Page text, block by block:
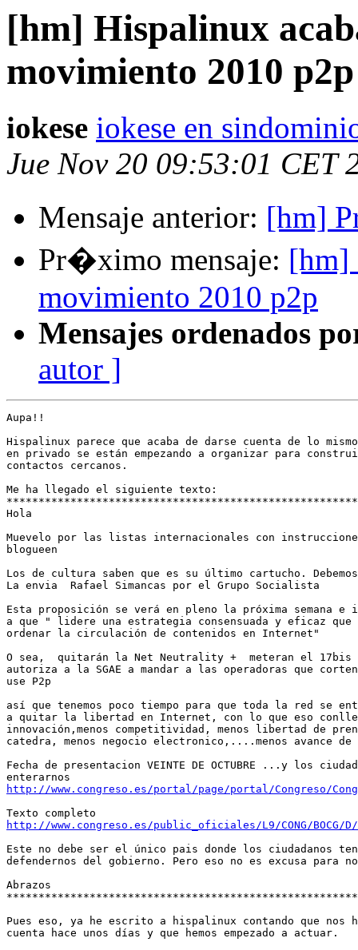
[hm] Hispalinux
movimiento 2010 p2p
iokese iokese en
Jue Nov 20 09:53:01 CET
Mensaje anterior: [hm]
Pr�ximo mensaje: [hm]
movimiento 2010 p2p
Mensajes ordenados
autor ]
Aupa!!
Hispalinux parece que acaba de darse cuenta de lo
en privado se están empezando a organizar para
contactos cercanos.
Me ha llegado el siguiente texto:
Hola
Muevelo por las listas internacionales con
blogueen
Los de cultura saben que es su último cartucho.
La envia  Rafael Simancas por el Grupo Socialista
Esta proposición se verá en pleno la próxima semana e
a que " lidere una estrategia consensuada y eficaz que
ordenar la circulación de contenidos en Internet"
O sea,  quitarán la Net Neutrality +  meteran el 17bis
autoriza a la SGAE a mandar a las operadoras que
use P2p
así que tenemos poco tiempo para que toda la red se
a quitar la libertad en Internet, con lo que eso
innovación,menos competitividad, menos libertad de
catedra, menos negocio electronico,....menos avance
Fecha de presentacion VEINTE DE OCTUBRE ...y los
http://www.congreso.es/portal/page/portal/Congreso/Congreso/
http://www.congreso.es/public_oficiales/L9/CONG/BOCG/D/
Este no debe ser el único pais donde los ciudadanos
defendernos del gobierno. Pero eso no es excusa para
Abrazos
Pues eso, ya he escrito a hispalinux contando que nos
cuenta hace unos días y que hemos empezado a actuar.